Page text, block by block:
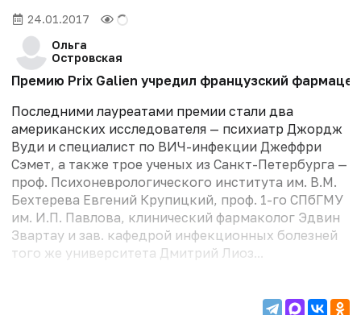
24.01.2017
Ольга
Островская
Премию Prix Galien учредил французский
Последними лауреатами премии стали два
американских исследователя — психиатр Джордж
Вуди и специалист по ВИЧ-инфекции Джеффри
Сэмет, а также трое ученых из Санкт-Петербурга —
проф. Психоневрологического института им. В.М.
Бехтерева Евгений Крупицкий, проф. 1-го СПбГМУ
им. И.П. Павлова, клинический фармаколог Эдвин
Звартау и зав. кафедрой инфекционных болезней
того же университета Дмитрий Лиоз...